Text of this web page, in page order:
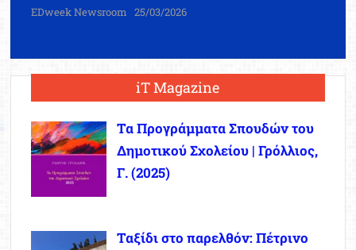
EDweek Newsroom 25/03/2026
iT Magazine
Τα Προγράμματα Σπουδών του
Δημοτικού Σχολείου | Γρόλλιος,
Γ. (2025)
Ταξίδι στο παρελθόν: Πέτρινο